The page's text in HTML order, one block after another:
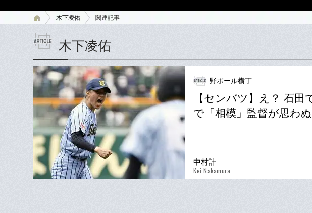
木下凌佑 関連記事
木下凌佑
野ボール横丁
【センバツ】え？ 石
で「相模」監督が思わ
中村計
Kei Nakamura